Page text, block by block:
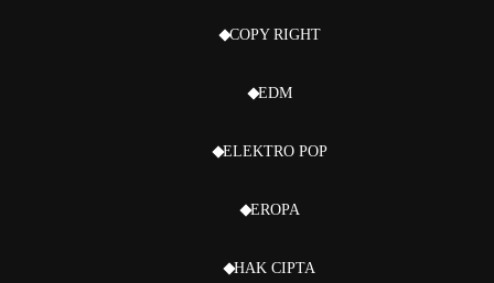
COPY RIGHT
EDM
ELEKTRO POP
EROPA
HAK CIPTA